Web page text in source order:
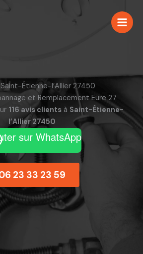
Étienne-l’Allier 27450
et Remplacement Eure 27
116 avis clientsà Saint-Étienne-
l’Allier 27450
sur WhatsApp
23 33 23 59